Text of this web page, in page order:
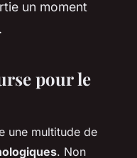
un moment
pour le
une multitude de
. Non